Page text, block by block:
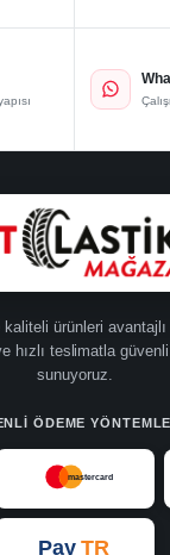
ürünleri
hızlı teslimatla
sunuyoruz.
ÖDEME
mastercard
Pay TR